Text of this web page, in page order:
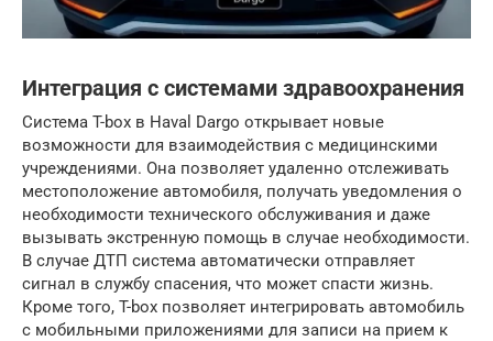
Интеграция с системами здравоохранения
Система T-box в Haval Dargo открывает новые
возможности для взаимодействия с медицинскими
учреждениями. Она позволяет удаленно отслеживать
местоположение автомобиля, получать уведомления о
необходимости технического обслуживания и даже
вызывать экстренную помощь в случае необходимости.
В случае ДТП система автоматически отправляет
сигнал в службу спасения, что может спасти жизнь.
Кроме того, T-box позволяет интегрировать автомобиль
с мобильными приложениями для записи на прием к